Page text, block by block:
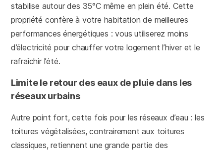
stabilise autour des 35°C même en plein été. Cette
propriété confère à votre habitation de meilleures
performances énergétiques : vous utiliserez moins
d’électricité pour chauffer votre logement l’hiver et le
rafraîchir l’été.
Limite le retour des eaux de pluie dans les
réseaux urbains
Autre point fort, cette fois pour les réseaux d’eau : les
toitures végétalisées, contrairement aux toitures
classiques, retiennent une grande partie des